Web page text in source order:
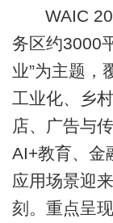
WAIC
务区约3000
业”为主题，
工业化、乡
店、广告与
AI+教育、金
应用场景迎
刻。重点呈现